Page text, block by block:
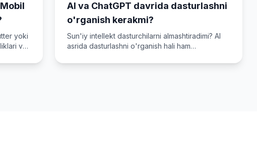
yoki
va
AI va ChatGPT davrida dasturlashni
o'rganish kerakmi?
Sun'iy intellekt dasturchilarni almashtiradimi? AI
asrida dasturlashni o'rganish hali ham